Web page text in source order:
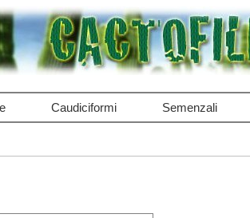
Caudiciformi Semenzali